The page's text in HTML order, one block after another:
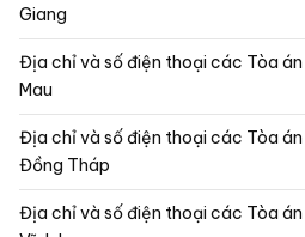
Giang
Địa chỉ và số điện thoại các Tòa án
Mau
Địa chỉ và số điện thoại các Tòa án
Đồng Tháp
Địa chỉ và số điện thoại các Tòa án